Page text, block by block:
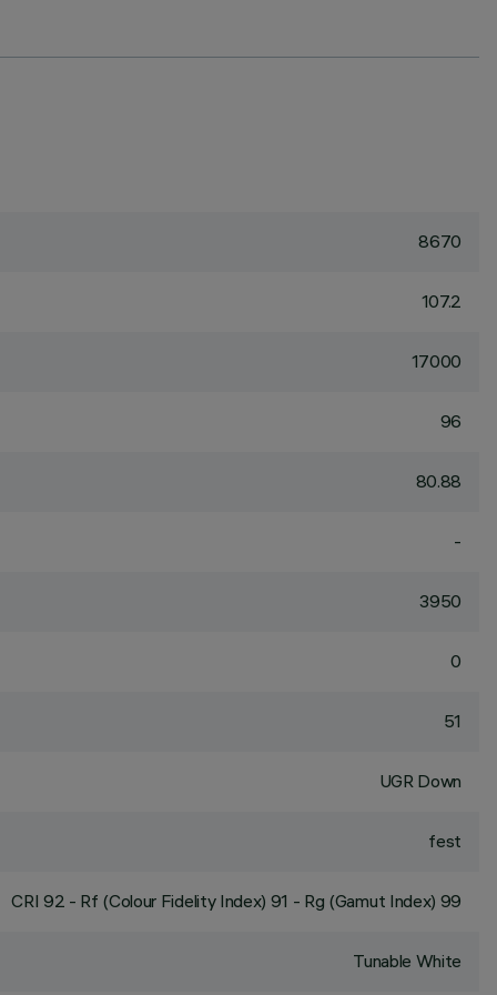
8670
107.2
17000
96
80.88
-
3950
0
51
UGR Down
fest
CRI 92 - Rf (Colour Fidelity Index) 91 - Rg (Gamut Index) 99
Tunable White